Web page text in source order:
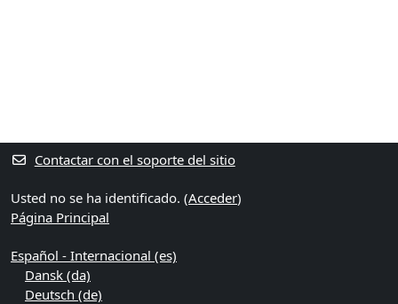
Contactar con el soporte del sitio
Usted no se ha identificado. (Acceder)
Página Principal
Español - Internacional ‎(es)‎
Dansk ‎(da)‎
Deutsch ‎(de)‎